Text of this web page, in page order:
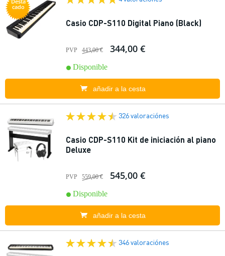
cado
Casio CDP-S110 Digital Piano (Black)
PVP 443,00 € 344,00 €
Disponible
añadir a la cesta
326 valoraciónes
Casio CDP-S110 Kit de iniciación al piano
Deluxe
PVP 559,00 € 545,00 €
Disponible
añadir a la cesta
346 valoraciónes